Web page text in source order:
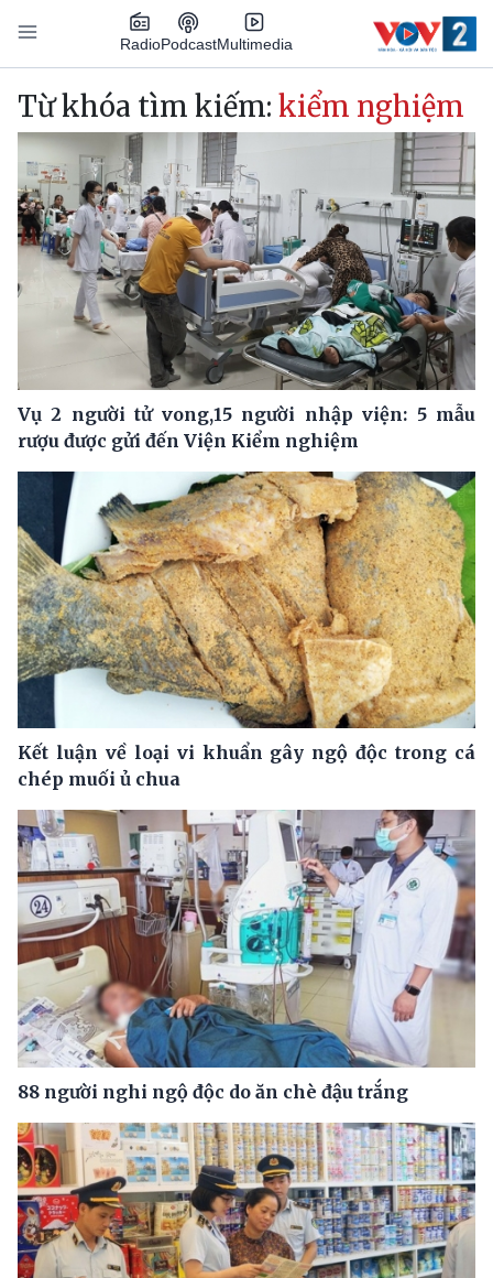
Nhảy đến nội dung
RadioPodcastMultimedia
Main navigation
Từ khóa tìm kiếm: kiểm nghiệm
Vụ 2 người tử vong,15 người nhập viện: 5 mẫu
rượu được gửi đến Viện Kiểm nghiệm
Kết luận về loại vi khuẩn gây ngộ độc trong cá
chép muối ủ chua
88 người nghi ngộ độc do ăn chè đậu trắng